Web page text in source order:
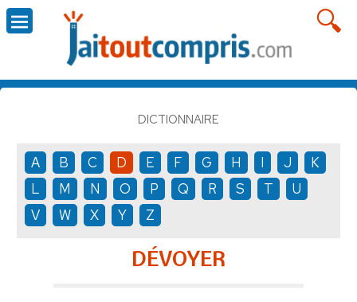
DICTIONNAIRE
A B C D E F G H I J
K
L
M N O P Q R S T
U
V
W X Y Z
DÉVOYER